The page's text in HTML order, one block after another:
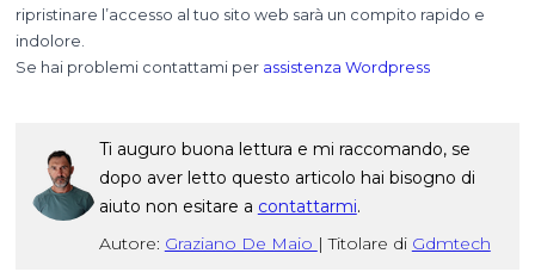
ripristinare l’accesso al tuo sito web sarà un compito rapido e
indolore.
Se hai problemi contattami per assistenza Wordpress
Ti auguro buona lettura e mi raccomando, se
dopo aver letto questo articolo hai bisogno di
aiuto non esitare a contattarmi.
Autore: Graziano De Maio | Titolare di Gdmtech